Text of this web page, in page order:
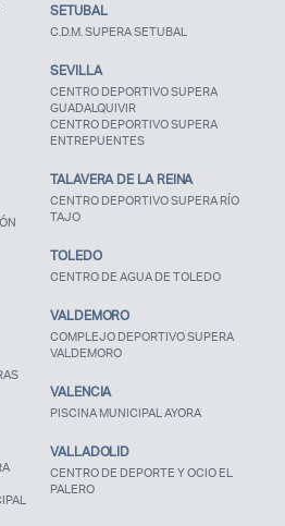
SETUBAL
C.D.M. SUPERA SETUBAL
SEVILLA
CENTRO DEPORTIVO SUPERA
GUADALQUIVIR
CENTRO DEPORTIVO SUPERA
ENTREPUENTES
TALAVERA DE LA REINA
CENTRO DEPORTIVO SUPERA RÍO
TAJO
TOLEDO
CENTRO DE AGUA DE TOLEDO
VALDEMORO
COMPLEJO DEPORTIVO SUPERA
VALDEMORO
VALENCIA
PISCINA MUNICIPAL AYORA
VALLADOLID
CENTRO DE DEPORTE Y OCIO EL
PALERO